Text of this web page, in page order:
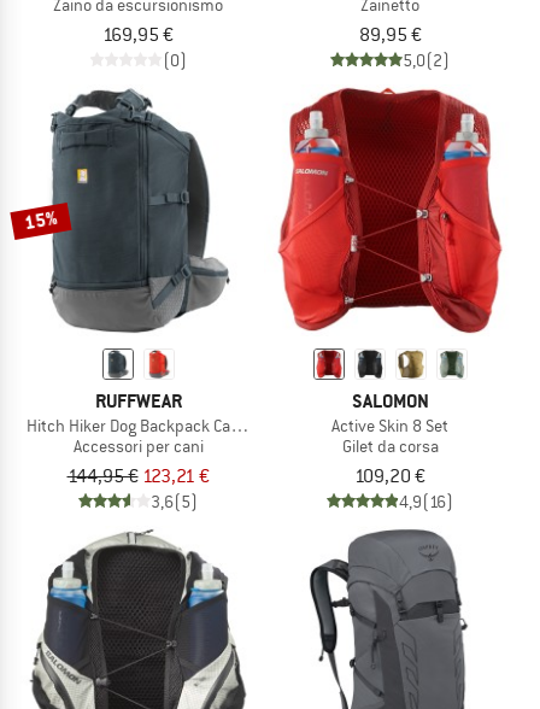
Zaino da escursionismo
169,95 €
(0)
Zainetto
89,95 €
5,0(2)
15%
RUFFWEAR
Hitch Hiker Dog Backpack Carrier
Accessori per cani
144,95 € 123,21 €
3,6(5)
SALOMON
Active Skin 8 Set
Gilet da corsa
109,20 €
4,9(16)